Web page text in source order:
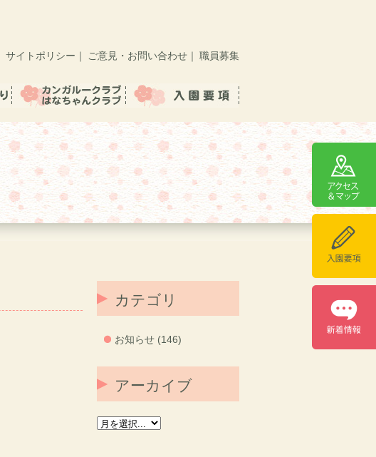
サイトポリシー ｜ ご意見・お問い合わせ ｜ 職員募集
カテゴリ
お知らせ (146)
アーカイブ